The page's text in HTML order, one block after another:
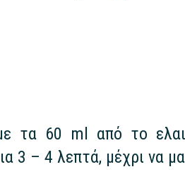
τα 60 ml από το
3 – 4 λεπτά, μέχρι να